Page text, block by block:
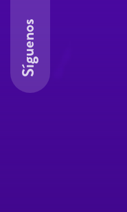
Síguenos